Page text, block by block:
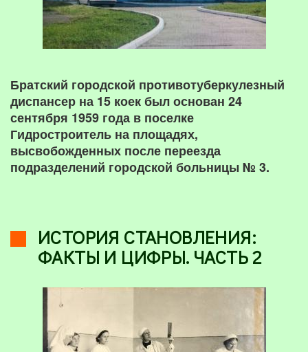
Братский городской противотуберкулезный
диспансер на 15 коек был основан 24
сентября 1959 года в поселке
Гидростроитель на площадях,
высвобожденных после переезда
подразделений городской больницы № 3.
ИСТОРИЯ СТАНОВЛЕНИЯ:
ФАКТЫ И ЦИФРЫ. ЧАСТЬ 2